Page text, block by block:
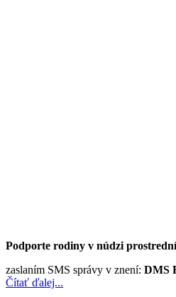
Podporte rodiny v núdzi
zaslaním SMS správy v znení: DMS
Čítať ďalej...